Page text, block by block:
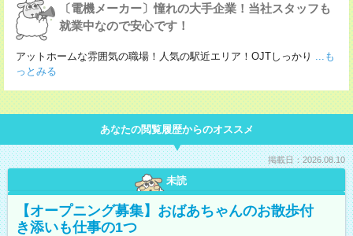
〔電機メーカー〕憧れの大手企業！当社スタッフも
就業中なので安心です！
アットホームな雰囲気の職場！人気の駅近エリア！OJTしっかり ...も
っとみる
あなたの閲覧履歴からのオススメ
掲載日：2026.08.10
未読
【オープニング募集】おばあちゃんのお散歩付
き添いも仕事の1つ